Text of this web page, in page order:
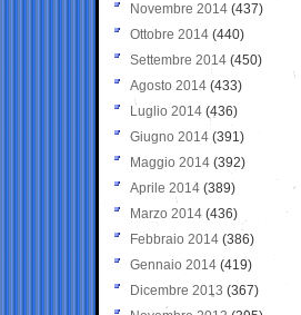
Novembre 2014 (437)
Ottobre 2014 (440)
Settembre 2014 (450)
Agosto 2014 (433)
Luglio 2014 (436)
Giugno 2014 (391)
Maggio 2014 (392)
Aprile 2014 (389)
Marzo 2014 (436)
Febbraio 2014 (386)
Gennaio 2014 (419)
Dicembre 2013 (367)